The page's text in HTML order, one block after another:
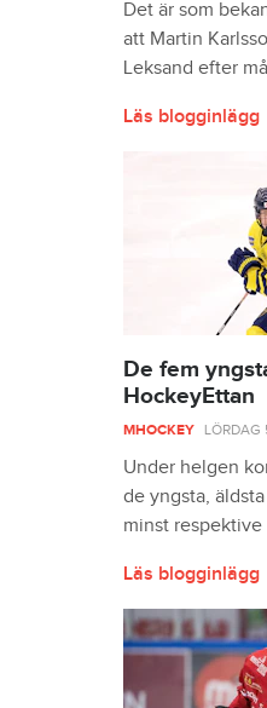
Det är som
att Martin
Leksand efter
Läs blogginlägg
De fem
HockeyEttan
MHOCKEY LÖRDAG
Under helgen
de yngsta,
minst respektive
Läs blogginlägg